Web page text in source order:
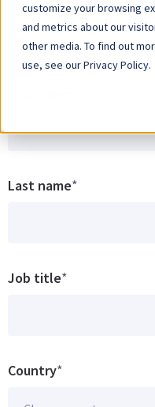
customize your browsing
and metrics about our
other media. To find out
use, see our Privacy Policy.
Last name*
Job title*
Country*